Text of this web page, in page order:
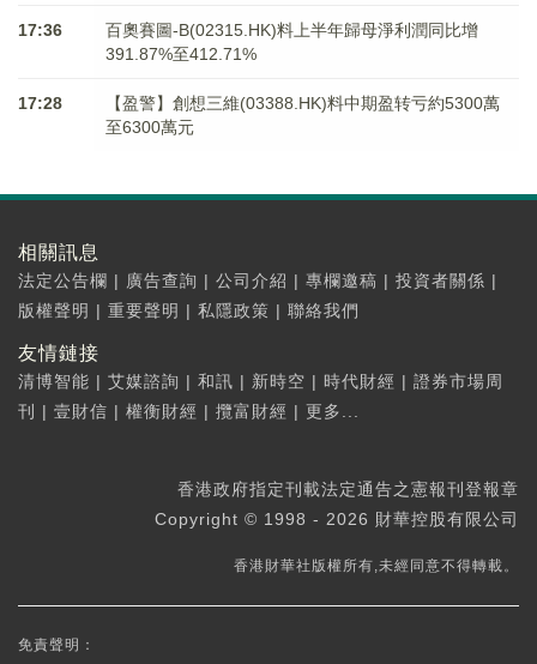
17:36
百奧賽圖-B(02315.HK)料上半年歸母淨利潤同比增
391.87%至412.71%
17:28
【盈警】創想三維(03388.HK)料中期盈转亏約5300萬
至6300萬元
相關訊息
法定公告欄 | 廣告查詢 | 公司介紹 | 專欄邀稿 | 投資者關係 |
版權聲明 | 重要聲明 | 私隱政策 | 聯絡我們
友情鏈接
清博智能 | 艾媒諮詢 | 和訊 | 新時空 | 時代財經 | 證券市場周
刊
| 壹財信 | 權衡財經 | 攬富財經 | 更多...
香港政府指定刊載法定通告之憲報刊登報章
Copyright © 1998 - 2026 財華控股有限公司
香港財華社版權所有,未經同意不得轉載。
免責聲明：